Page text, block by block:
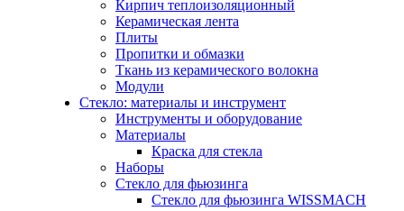
Кирпич теплоизоляционный
Керамическая лента
Плиты
Пропитки и обмазки
Ткань из керамического волокна
Модули
Стекло: материалы и инструмент
Инструменты и оборудование
Материалы
Краска для стекла
Наборы
Стекло для фьюзинга
Стекло для фьюзинга WISSMACH